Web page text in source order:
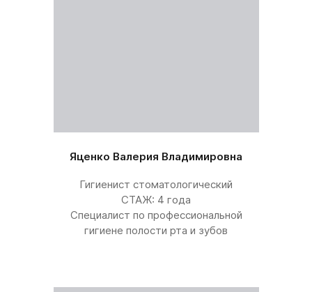
Яценко Валерия Владимировна
Гигиенист стоматологический
СТАЖ: 4 года
Специалист по профессиональной
гигиене полости рта и зубов